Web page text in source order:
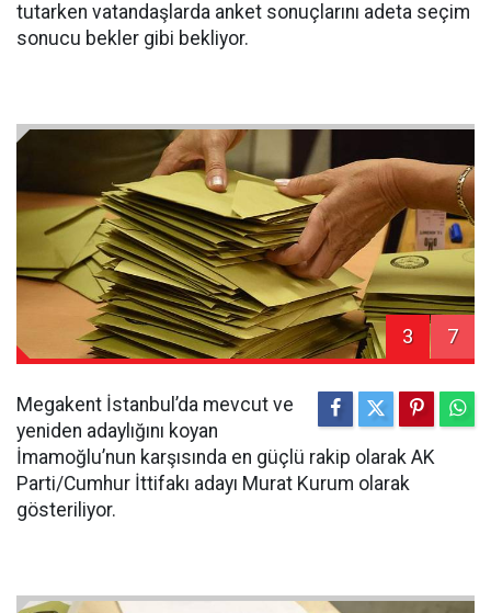
tutarken vatandaşlarda anket sonuçlarını adeta seçim
sonucu bekler gibi bekliyor.
3 7
Megakent İstanbul’da mevcut ve
yeniden adaylığını koyan
İmamoğlu’nun karşısında en güçlü rakip olarak AK
Parti/Cumhur İttifakı adayı Murat Kurum olarak
gösteriliyor.